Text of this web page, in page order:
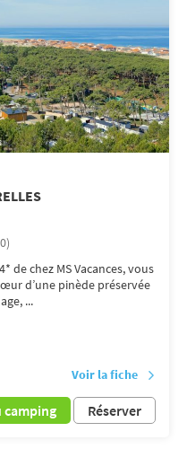
de chez MS Vacances, vous
d’une pinède préservée
...
Voir la fiche
camping Réserver